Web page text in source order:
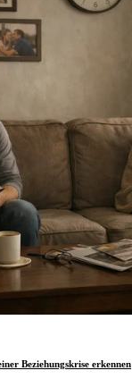
Beziehungskrise erkennen